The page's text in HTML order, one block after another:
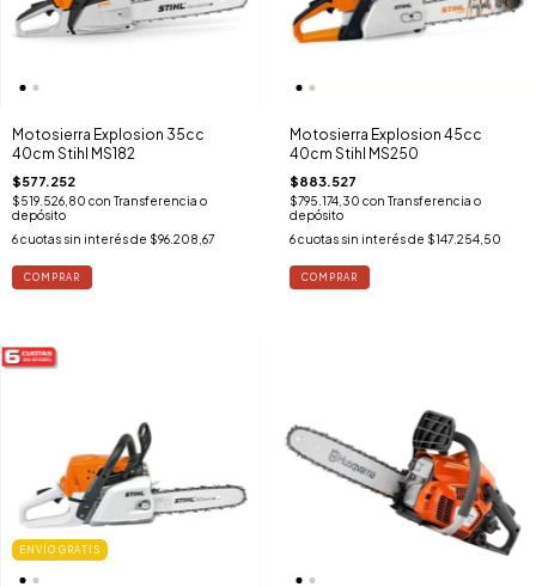
Motosierra Explosion 35cc
40cm Stihl MS182
$577.252
$519.526,80 con Transferencia o
depósito
6cuotas sin interés de $96.208,67
Motosierra Explosion 45cc
40cm Stihl MS250
$883.527
$795.174,30 con Transferencia o
depósito
6 cuotas sin interés de $147.254,50
ENVÍO GRATIS